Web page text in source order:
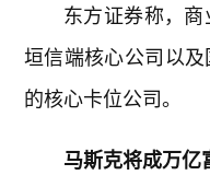
东方证券称，
垣信端核心公司以
的核心卡位公司。
马斯克将成万亿